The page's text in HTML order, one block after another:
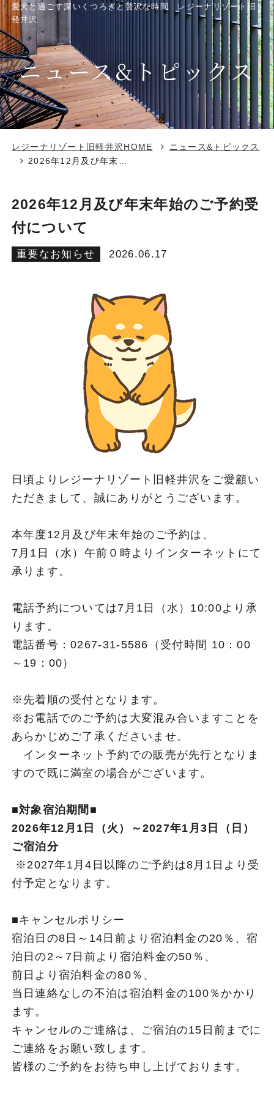
愛犬と過ごす深いくつろぎと贅沢な時間 レジーナリゾート旧
軽井沢
ニュース&トピックス
レジーナリゾート旧軽井沢HOME
ニュース&トピックス
​2026年12月及び年末年始のご予約受付について
​2026年12月及び年末年始のご予約受
付について
重要なお知らせ 2026.06.17
日頃よりレジーナリゾート旧軽井沢をご愛顧い
ただきまして、誠にありがとうございます。
本年度12月及び年末年始のご予約は、
7月1日（水）午前０時よりインターネットにて
承ります。
電話予約については7月1日（水）10:00より承
ります。
電話番号：0267-31-5586（受付時間 10：00
～19：00）
※先着順の受付となります。
※お電話でのご予約は大変混み合いますことを
あらかじめご了承くださいませ。
インターネット予約での販売が先行となりま
すので既に満室の場合がございます。
■対象宿泊期間■
2026年12月1日（火）～2027年1月3日（日）
ご宿泊分
※2027年1月4日以降のご予約は8月1日より受
付予定となります。
■キャンセルポリシー
宿泊日の8日～14日前より宿泊料金の20％、宿
泊日の2～7日前より宿泊料金の50％、
前日より宿泊料金の80％、
当日連絡なしの不泊は宿泊料金の100％かかり
ます。
キャンセルのご連絡は、ご宿泊の15日前までに
ご連絡をお願い致します。
皆様のご予約をお待ち申し上げております。